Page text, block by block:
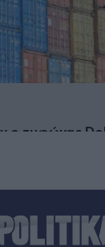
ο τυφώνας
της Εθνικής